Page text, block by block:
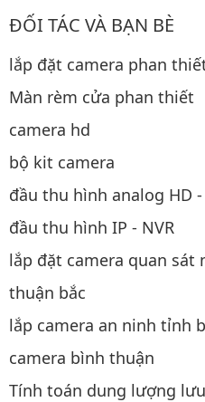
ĐỐI TÁC VÀ BẠN BÈ
lắp đặt camera phan
Màn rèm cửa phan thiết
camera hd
bộ kit camera
đầu thu hình analog HD -
đầu thu hình IP - NVR
lắp đặt camera quan sát
thuận bắc
lắp camera an ninh tỉnh
camera bình thuận
Tính toán dung lượng